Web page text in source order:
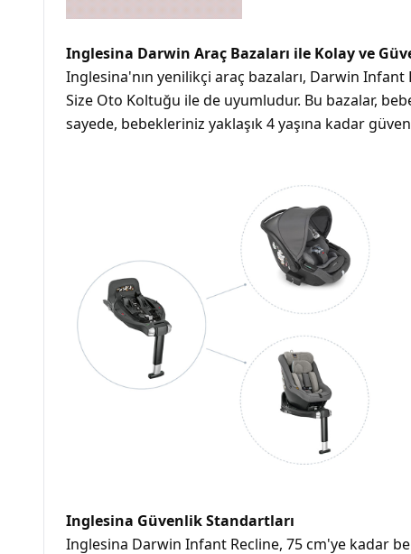
Inglesina Darwin Araç Bazaları ile Kolay ve
Inglesina'nın yenilikçi araç bazaları, Darwin
Size Oto Koltuğu ile de uyumludur. Bu bazalar,
sayede, bebekleriniz yaklaşık 4 yaşına kadar
Inglesina Güvenlik Standartları
Inglesina Darwin Infant Recline, 75 cm'ye kadar